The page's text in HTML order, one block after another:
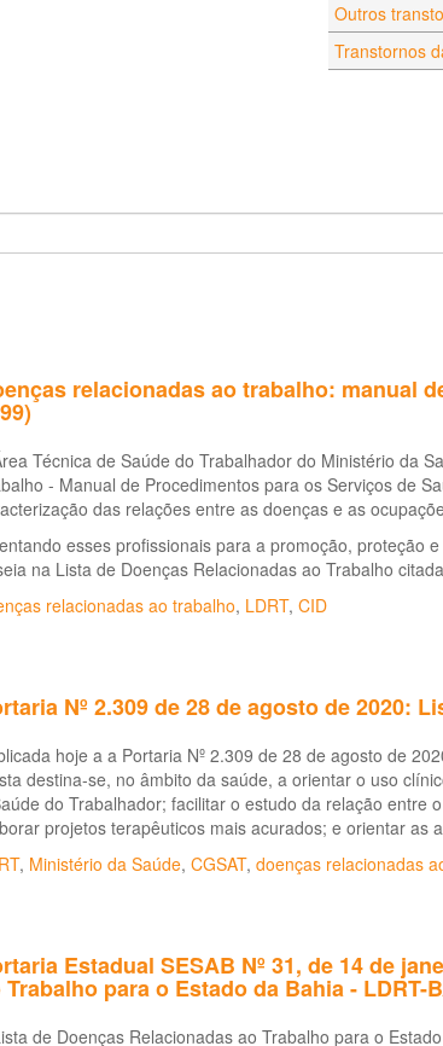
Outros
Transtornos
relacionadas ao trabalho: manual
Técnica de Saúde do Trabalhador do Ministério da
- Manual de Procedimentos para os Serviços de
das relações entre as doenças e as
esses profissionais para a promoção, proteção
na Lista de Doenças Relacionadas ao Trabalho
relacionadas ao trabalho, LDRT, CID
Nº 2.309 de 28 de agosto de 2020:
hoje a a Portaria Nº 2.309 de 28 de agosto de
destina-se, no âmbito da saúde, a orientar o uso
do Trabalhador; facilitar o estudo da relação entre
projetos terapêuticos mais acurados; e orientar as
, Ministério da Saúde, CGSAT, doenças relacionadas
Estadual SESAB Nº 31, de 14 de
Trabalho para o Estado da Bahia - LDRT-
de Doenças Relacionadas ao Trabalho para o